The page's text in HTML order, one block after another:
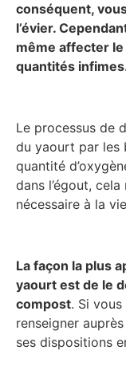
conséquent,
l’évier.
même affecter
quantités
Le processus de
du yaourt par les
quantité
dans l’égout,
nécessaire à la
La façon la plus
yaourt est de le
compost. Si vous
renseigner
ses dispositions